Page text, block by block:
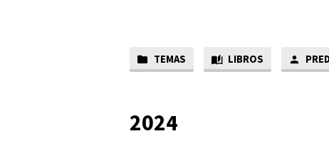
DATES
TEMAS LIBROS
2024